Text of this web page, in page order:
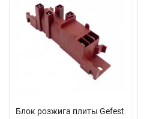
Блок розжига плиты Gefest